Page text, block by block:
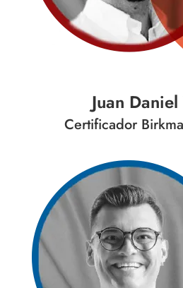
Juan
Certificador